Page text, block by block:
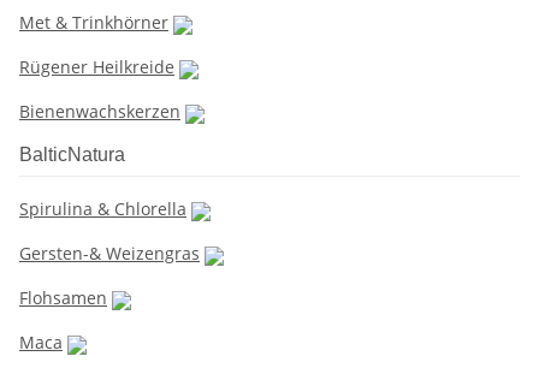
Met & Trinkhörner
Rügener Heilkreide
Bienenwachskerzen
BalticNatura
Spirulina & Chlorella
Gersten-& Weizengras
Flohsamen
Maca